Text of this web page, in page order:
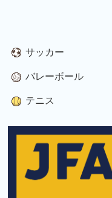
サッカー
バレーボール
テニス